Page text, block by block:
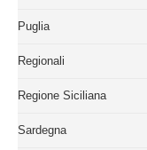
Puglia
Regionali
Regione Siciliana
Sardegna